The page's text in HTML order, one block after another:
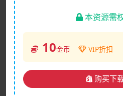
本资源需
10金币 VIP折扣
购买下